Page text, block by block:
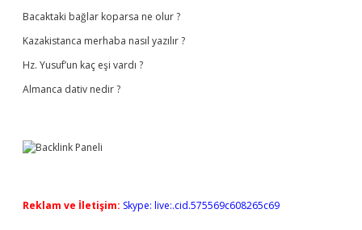
Bacaktaki bağlar koparsa ne olur ?
Kazakistanca merhaba nasıl yazılır ?
Hz. Yusuf’un kaç eşi vardı ?
Almanca dativ nedir ?
Reklam ve İletişim: Skype: live:.cid.575569c608265c69